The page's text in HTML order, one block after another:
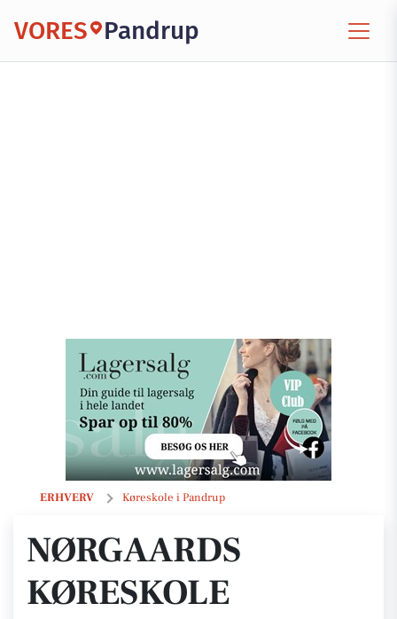
VORES Pandrup
ERHVERV Køreskole i Pandrup
Nørgaards Køreskole
NØRGAARDS
KØRESKOLE